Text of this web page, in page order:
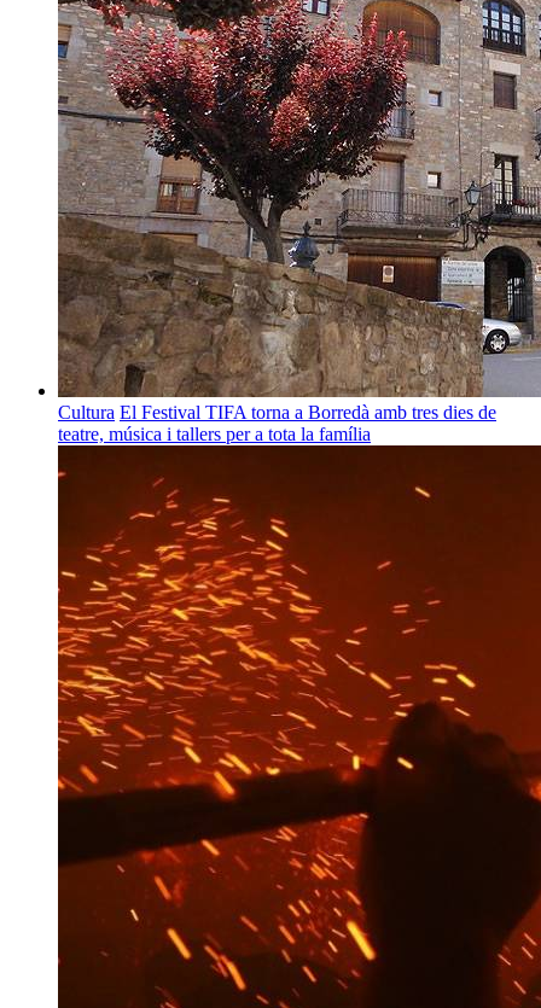
Cultura El Festival TIFA torna a Borredà amb tres dies de
teatre, música i tallers per a tota la família